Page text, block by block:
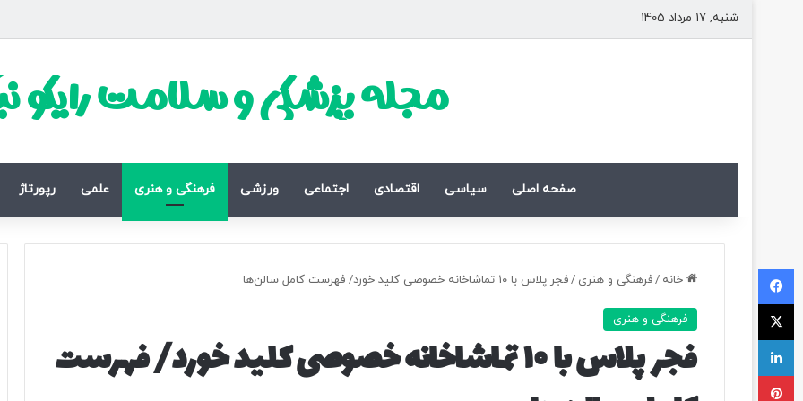
شنبه, 17 مرداد 1405
مجله پزشکی و سلامت رایکو
صفحه اصلی سیاسی اقتصادی اجتماعی ورزشی فرهنگی و هنری علمی رپورتاژ
خانه /فرهنگی و هنری /فجر پلاس با ۱۰ تماشاخانه خصوصی کلید خورد/ فهرست کامل سالن‌ها
فرهنگی و هنری
فجر پلاس با ۱۰ تماشاخانه خصوصی کلید خورد/ فهرست